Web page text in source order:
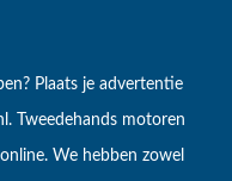
Plaats je advertentie
Tweedehands motoren
We hebben zowel